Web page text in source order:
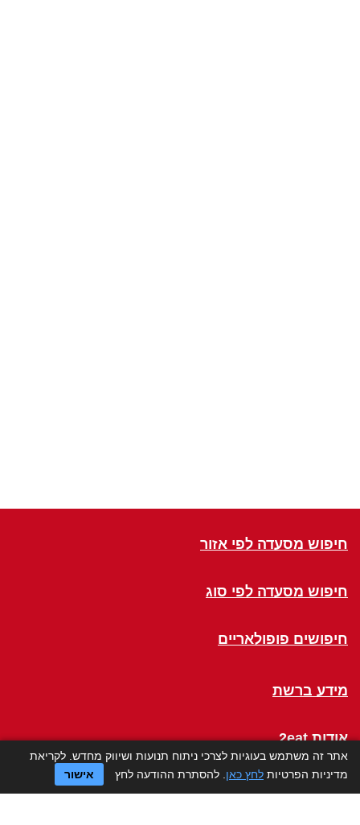
חיפוש מסעדה לפי אזור
חיפוש מסעדה לפי סוג
חיפושים פופולאריים
מידע ברשת
אודות 2eat
Click a Table
אתר זה משתמש בעוגיות לצרכי ניתוח תנועות ושיווק מחדש. לקריאת
מדיניות הפרטיות לחץ כאן . להסתרת ההודעה לחץ אישור